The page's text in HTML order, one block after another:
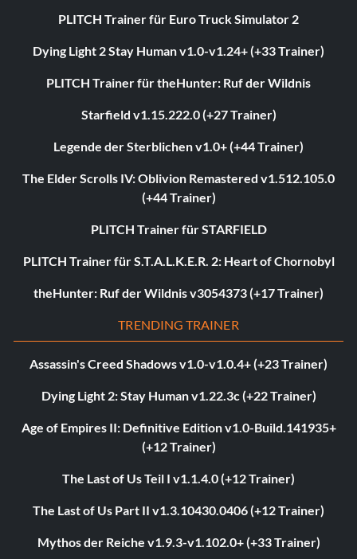
PLITCH Trainer für Euro Truck Simulator 2
Dying Light 2 Stay Human v1.0-v1.24+ (+33 Trainer)
PLITCH Trainer für theHunter: Ruf der Wildnis
Starfield v1.15.222.0 (+27 Trainer)
Legende der Sterblichen v1.0+ (+44 Trainer)
The Elder Scrolls IV: Oblivion Remastered v1.512.105.0
(+44 Trainer)
PLITCH Trainer für STARFIELD
PLITCH Trainer für S.T.A.L.K.E.R. 2: Heart of Chornobyl
theHunter: Ruf der Wildnis v3054373 (+17 Trainer)
TRENDING TRAINER
Assassin's Creed Shadows v1.0-v1.0.4+ (+23 Trainer)
Dying Light 2: Stay Human v1.22.3c (+22 Trainer)
Age of Empires II: Definitive Edition v1.0-Build.141935+
(+12 Trainer)
The Last of Us Teil I v1.1.4.0 (+12 Trainer)
The Last of Us Part II v1.3.10430.0406 (+12 Trainer)
Mythos der Reiche v1.9.3-v1.102.0+ (+33 Trainer)